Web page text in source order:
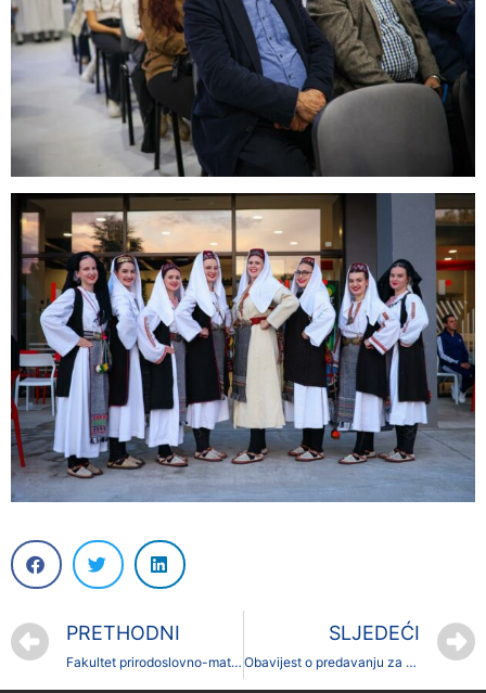
PRETHODNI
Fakultet prirodoslovno-matematičkih i odgojnih znanosti održao predstavljanje studijskih programa u Gimnaziji fra Dominika Mandića u Širokom Brijegu
SLJEDEĆI
Obavijest o predavanju za studente druge godine preddiplomskog studija Geografija smjer Turizam i zaštita okoliša